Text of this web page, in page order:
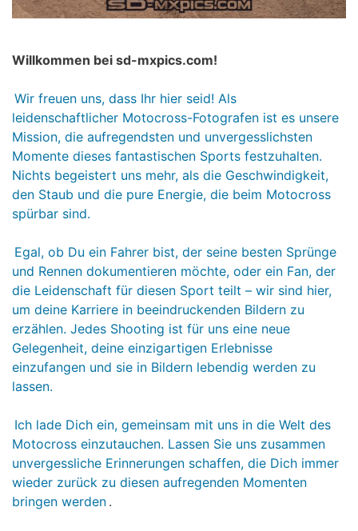
Willkommen bei sd-mxpics.com!
Wir freuen uns, dass Ihr hier seid! Als
leidenschaftlicher Motocross-Fotografen ist es unsere
Mission, die aufregendsten und unvergesslichsten
Momente dieses fantastischen Sports festzuhalten.
Nichts begeistert uns mehr, als die Geschwindigkeit,
den Staub und die pure Energie, die beim Motocross
spürbar sind.
Egal, ob Du ein Fahrer bist, der seine besten Sprünge
und Rennen dokumentieren möchte, oder ein Fan, der
die Leidenschaft für diesen Sport teilt – wir sind hier,
um deine Karriere in beeindruckenden Bildern zu
erzählen. Jedes Shooting ist für uns eine neue
Gelegenheit, deine einzigartigen Erlebnisse
einzufangen und sie in Bildern lebendig werden zu
lassen.
Ich lade Dich ein, gemeinsam mit uns in die Welt des
Motocross einzutauchen. Lassen Sie uns zusammen
unvergessliche Erinnerungen schaffen, die Dich immer
wieder zurück zu diesen aufregenden Momenten
bringen werden .